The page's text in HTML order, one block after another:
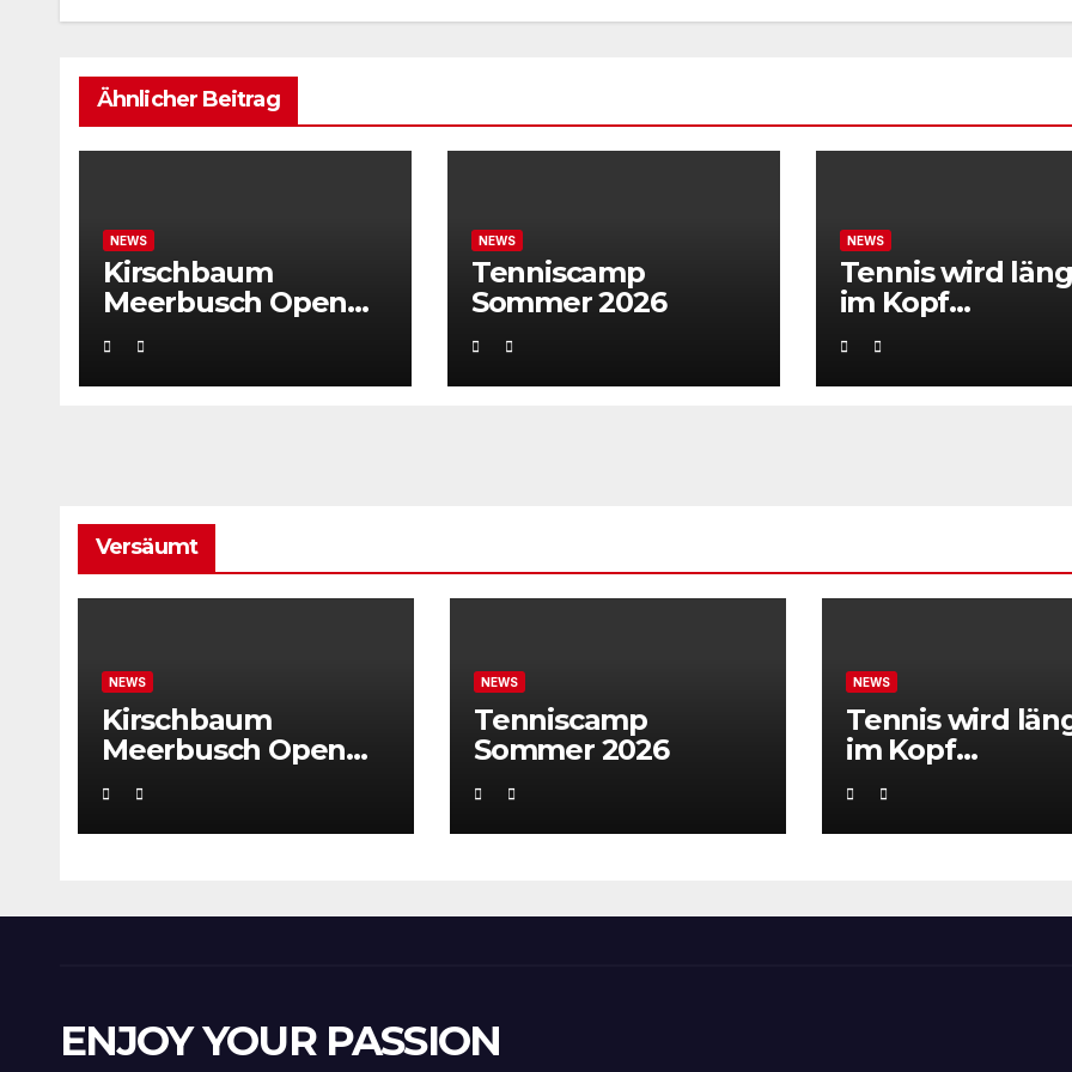
Ähnlicher Beitrag
NEWS
Kirschbaum
Meerbusch Open
locken mit
Weltklassetennis
NEWS
Tenniscamp
Sommer 2026
NEWS
Tennis wird
im Kopf
entschieden“
Versäumt
NEWS
Kirschbaum
Meerbusch Open
locken mit
Weltklassetennis
NEWS
Tenniscamp
Sommer 2026
NEWS
Tennis wird
im Kopf
entschieden“
ENJOY YOUR PASSION